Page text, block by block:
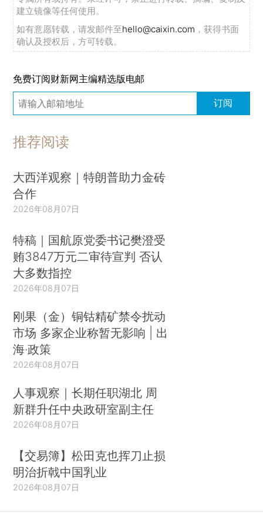
建立镜像等任何使用。
如有意愿转载，请发邮件至hello@caixin.com ，获得书面
确认及授权后，方可转载。
免费订阅财新网主编精选版电邮
订阅
推荐阅读
大西洋观察｜特朗普助力金砖
合作
2026年08月07日
特稿｜国航原党委书记樊澄受
贿3847万元二审待宣判 否认
大多数指控
2026年08月07日
刚果（金）铜钴精矿禁令扰动
市场 多家企业称暂无影响 | 出
海·政策
2026年08月07日
人事观察｜长期任职湖北 周
新群升任中央政研室副主任
2026年08月07日
【交易簿】松田克也挥刀止损
明治折戟中国乳业
2026年08月07日